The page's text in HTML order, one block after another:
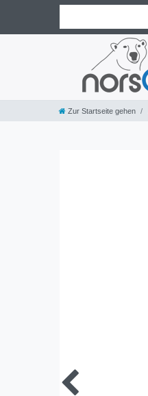
Zur Startseite gehen